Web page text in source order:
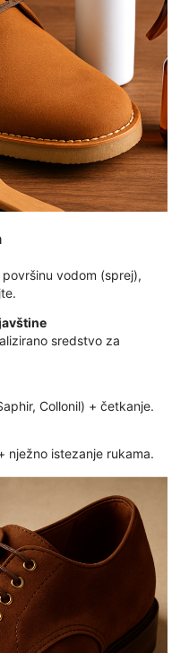
vodom (sprej),
sredstvo za
Collonil) + četkanje.
nježno istezanje rukama.